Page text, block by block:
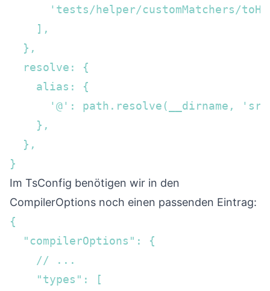
'tests/helper/customMatchers/
    ],
  },
  resolve: {
    alias: {
'@': path.resolve(__dirname,
    },
  },
}
Im TsConfig benötigen wir in den
CompilerOptions noch einen passenden Eintrag:
{
  "compilerOptions": {
    // ...
    "types": [